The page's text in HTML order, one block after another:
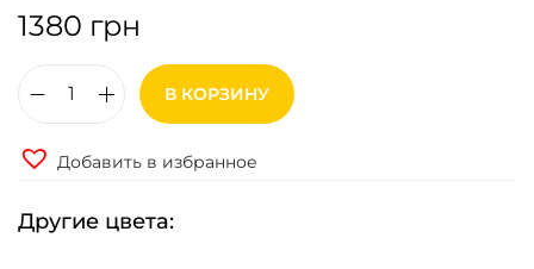
1380 грн
л
В КОРЗИНУ
Добавить в избранное
Другие цвета: